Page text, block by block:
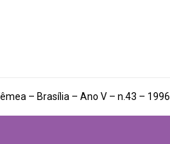
– Brasília – Ano V – n.43 – 1996